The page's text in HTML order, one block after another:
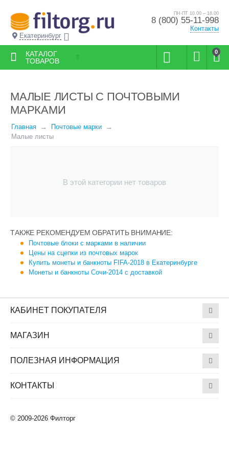
Екатеринбург
ПН-ПТ 10.00 – 18.00
8 (800) 55-11-998
Контакты
0
КАТАЛОГ
ТОВАРОВ
МАЛЫЕ ЛИСТЫ С ПОЧТОВЫМИ
МАРКАМИ
Главная
Почтовые марки
Малые листы
В этой категории нет товаров
ТАКЖЕ РЕКОМЕНДУЕМ ОБРАТИТЬ ВНИМАНИЕ:
Почтовые блоки с марками в наличии
Цены на сцепки из почтовых марок
Купить монеты и банкноты FIFA-2018 в Екатеринбурге
Монеты и банкноты Сочи-2014 с доставкой
КАБИНЕТ ПОКУПАТЕЛЯ
МАГАЗИН
ПОЛЕЗНАЯ ИНФОРМАЦИЯ
КОНТАКТЫ
© 2009-2026 Филторг